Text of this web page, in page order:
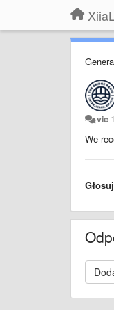
vic
We
Głosuj